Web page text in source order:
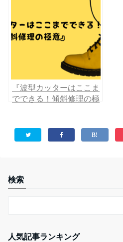
『波型カッターはここま
でできる！傾斜修理の極
検索
人気記事ランキング